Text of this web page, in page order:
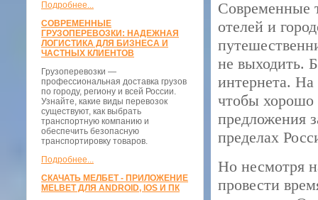
Подробнее...
СОВРЕМЕННЫЕ
ГРУЗОПЕРЕВОЗКИ: НАДЕЖНАЯ
ЛОГИСТИКА ДЛЯ БИЗНЕСА И
ЧАСТНЫХ КЛИЕНТОВ
Грузоперевозки —
профессиональная доставка грузов
по городу, региону и всей России.
Узнайте, какие виды перевозок
существуют, как выбрать
транспортную компанию и
обеспечить безопасную
транспортировку товаров.
Подробнее...
СКАЧАТЬ МЕЛБЕТ - ПРИЛОЖЕНИЕ
MELBET ДЛЯ ANDROID, IOS И ПК
Современные
отелей и
не выходить.
интернета.
чтобы хорошо
предложения
пределах
Но несмотря
провести